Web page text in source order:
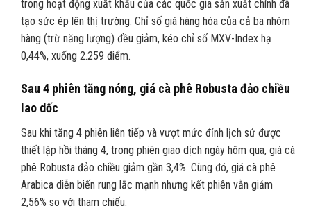
trong hoạt động xuất khẩu của các quốc gia sản xuất chính đã
tạo sức ép lên thị trường. Chỉ số giá hàng hóa của cả ba nhóm
hàng (trừ năng lượng) đều giảm, kéo chỉ số MXV-Index hạ
0,44%, xuống 2.259 điểm.
Sau 4 phiên tăng nóng, giá cà phê Robusta đảo chiều
lao dốc
Sau khi tăng 4 phiên liên tiếp và vượt mức đỉnh lịch sử được
thiết lập hồi tháng 4, trong phiên giao dịch ngày hôm qua, giá cà
phê Robusta đảo chiều giảm gần 3,4%. Cùng đó, giá cà phê
Arabica diễn biến rung lắc mạnh nhưng kết phiên vẫn giảm
2,56% so với tham chiếu.